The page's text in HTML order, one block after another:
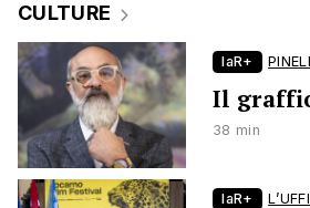
CULTURE
laR+
Il
38 min
laR+